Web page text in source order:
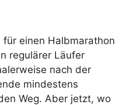
einen Halbmarathon
regulärer Läufer
nach der
mindestens
Weg. Aber jetzt, wo